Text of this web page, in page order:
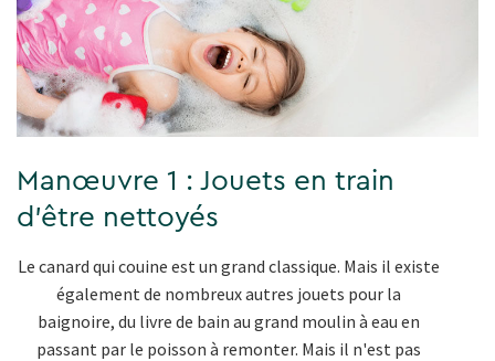
Manœuvre 1 : Jouets en train
d'être nettoyés
Le canard qui couine est un grand classique. Mais il existe
également de nombreux autres jouets pour la
baignoire, du livre de bain au grand moulin à eau en
passant par le poisson à remonter. Mais il n'est pas